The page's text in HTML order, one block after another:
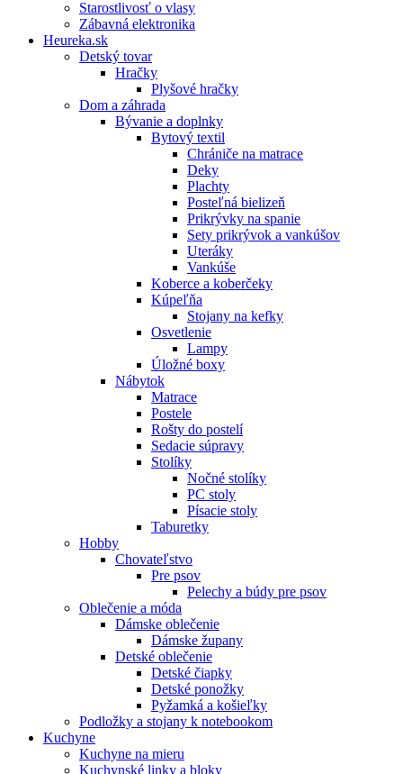
Starostlivosť o vlasy
Zábavná elektronika
Heureka.sk
Detský tovar
Hračky
Plyšové hračky
Dom a záhrada
Bývanie a doplnky
Bytový textil
Chrániče na matrace
Deky
Plachty
Posteľná bielizeň
Prikrývky na spanie
Sety prikrývok a vankúšov
Uteráky
Vankúše
Koberce a koberčeky
Kúpeľňa
Stojany na kefky
Osvetlenie
Lampy
Úložné boxy
Nábytok
Matrace
Postele
Rošty do postelí
Sedacie súpravy
Stolíky
Nočné stolíky
PC stoly
Písacie stoly
Taburetky
Hobby
Chovateľstvo
Pre psov
Pelechy a búdy pre psov
Oblečenie a móda
Dámske oblečenie
Dámske župany
Detské oblečenie
Detské čiapky
Detské ponožky
Pyžamká a košieľky
Podložky a stojany k notebookom
Kuchyne
Kuchyne na mieru
Kuchynské linky a bloky